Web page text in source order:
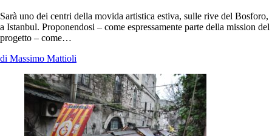
Sarà uno dei centri della movida artistica estiva, sulle rive del Bosforo,
a Istanbul. Proponendosi – come espressamente parte della mission del
progetto – come…
di Massimo Mattioli